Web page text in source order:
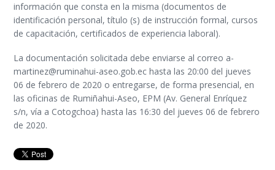
información que consta en la misma (documentos de
identificación personal, título (s) de instrucción formal, cursos
de capacitación, certificados de experiencia laboral).
La documentación solicitada debe enviarse al correo a-
martinez@ruminahui-aseo.gob.ec hasta las 20:00 del jueves
06 de febrero de 2020 o entregarse, de forma presencial, en
las oficinas de Rumiñahui-Aseo, EPM (Av. General Enríquez
s/n, vía a Cotogchoa) hasta las 16:30 del jueves 06 de febrero
de 2020.